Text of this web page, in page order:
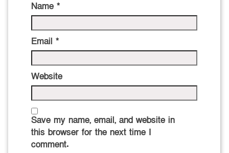
Name *
Email *
Website
Save my name, email, and website in
this browser for the next time I
comment.